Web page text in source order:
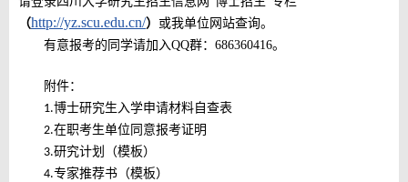
（http://yz.scu.edu.cn/） 或我单位网站查询。
有意报考的同学请加入QQ群： 686360416。
附件：
1.博士研究生入学申请材料自查表
2.在职考生单位同意报考证明
3.研究计划 （模板）
4.专家推荐书 （模板）